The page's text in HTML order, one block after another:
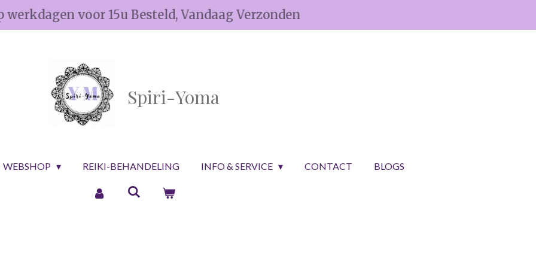
werkdagen voor 15u Besteld, Vandaag Verzonden
Spiri-Yoma
WEBSHOP REIKI-BEHANDELING INFO & SERVICE CONTACT BLOGS